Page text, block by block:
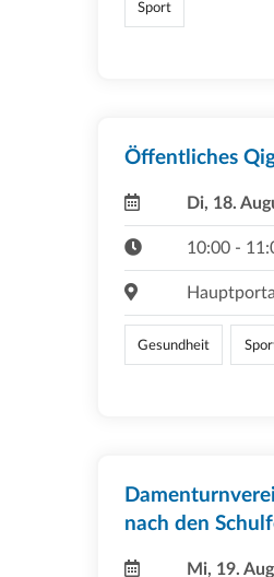
Sport
Öffentliches
Di, 18.
10:00 -
Gesundheit
nach den
Mi, 19.